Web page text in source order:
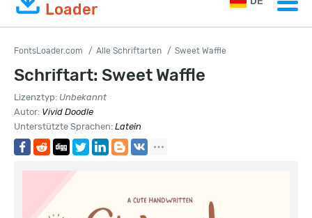
Loader
FontsLoader.com Alle Schriftarten Sweet Waffle
Schriftart: Sweet Waffle
Lizenztyp: Unbekannt
Autor: Vivid Doodle
Unterstützte Sprachen: Latein